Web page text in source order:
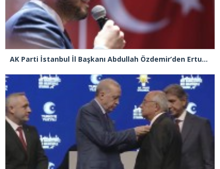
AK Parti İstanbul İl Başkanı Abdullah Özdemir’den Ertuğrul Özkök’e “Franco” tepkisi